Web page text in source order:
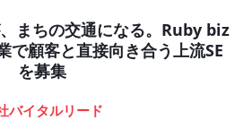
まちの交通になる。Ruby biz
顧客と直接向き合う上流SE
を募集
バイタルリード